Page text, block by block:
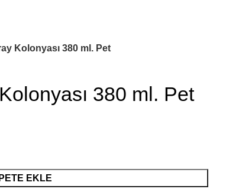
Kolonyası 380 ml. Pet
380 ml. Pet
EKLE